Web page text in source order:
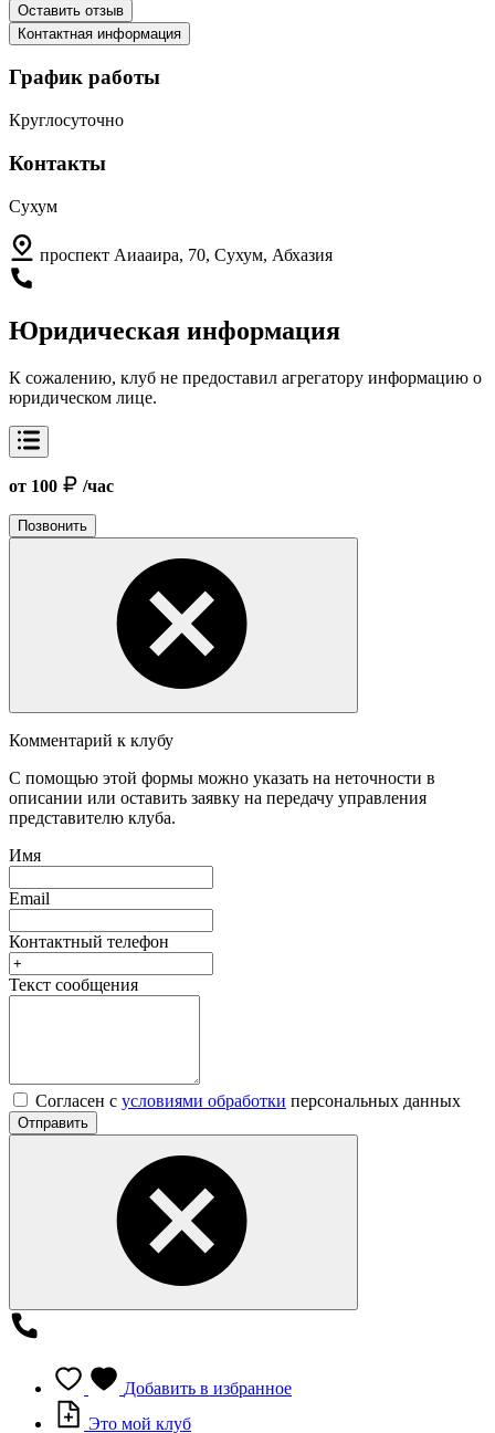
Оставить отзыв
Контактная информация
График работы
Круглосуточно
Контакты
Сухум
проспект Аиааира, 70, Сухум, Абхазия
Юридическая информация
К сожалению, клуб не предоставил агрегатору информацию о
юридическом лице.
от 100 /час
Позвонить
Комментарий к клубу
С помощью этой формы можно указать на неточности в
описании или оставить заявку на передачу управления
представителю клуба.
Имя
Email
Контактный телефон
Текст сообщения
Согласен с условиями обработки персональных данных
Отправить
Добавить в избранное
Это мой клуб